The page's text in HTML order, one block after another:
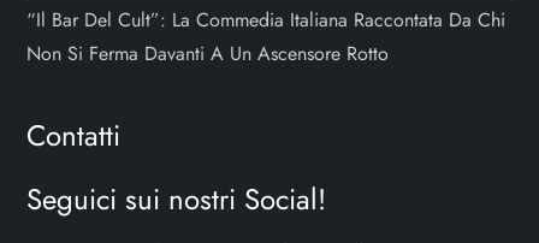
“Il Bar Del Cult”: La Commedia Italiana Raccontata Da Chi
Non Si Ferma Davanti A Un Ascensore Rotto
Contatti
Seguici sui nostri Social!